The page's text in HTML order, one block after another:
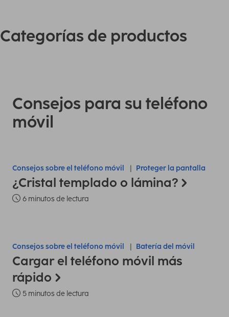
Categorías de productos
Consejos para su teléfono
móvil
Consejos sobre el teléfono móvil Proteger la pantalla
¿Cristal templado o lámina?
6 minutos de lectura
Consejos sobre el teléfono móvil Batería del móvil
Cargar el teléfono móvil más
rápido
5 minutos de lectura